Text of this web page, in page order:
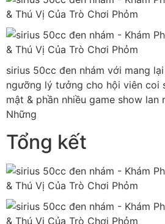
sirius 50cc đen nhám với mang
ngưỡng lý tưởng cho hội viên coi
mật & phần nhiều game show lan
Những
Tổng kết